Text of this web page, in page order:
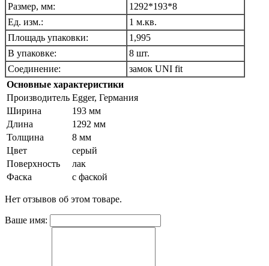
Размер, мм:
1292*193*8
Ед. изм.:
1 м.кв.
Площадь упаковки:
1,995
В упаковке:
8 шт.
Соединение:
замок UNI fit
Основные характеристики
Производитель Egger, Германия
Ширина
193 мм
Длина
1292 мм
Толщина
8 мм
Цвет
серый
Поверхность
лак
Фаска
с фаской
Нет отзывов об этом товаре.
Ваше имя: